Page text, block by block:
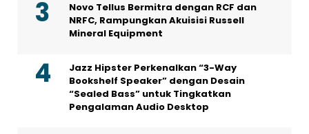
Novo Tellus Bermitra dengan RCF dan
NRFC, Rampungkan Akuisisi Russell
Mineral Equipment
Jazz Hipster Perkenalkan “3-Way
Bookshelf Speaker” dengan Desain
“Sealed Bass” untuk Tingkatkan
Pengalaman Audio Desktop